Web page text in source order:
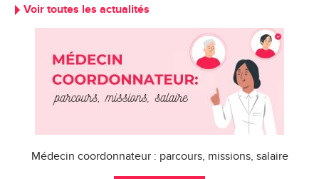
Voir toutes les actualités
Médecin coordonnateur : parcours, missions, salaire